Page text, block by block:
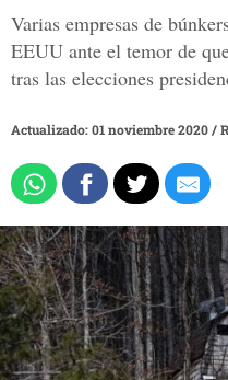
Varias empresas de
EEUU ante el temor de
tras las elecciones
Actualizado: 01 noviembre 2020/